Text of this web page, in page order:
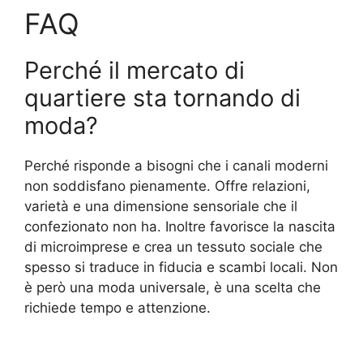
FAQ
Perché il mercato di
quartiere sta tornando di
moda?
Perché risponde a bisogni che i canali moderni
non soddisfano pienamente. Offre relazioni,
varietà e una dimensione sensoriale che il
confezionato non ha. Inoltre favorisce la nascita
di microimprese e crea un tessuto sociale che
spesso si traduce in fiducia e scambi locali. Non
è però una moda universale, è una scelta che
richiede tempo e attenzione.